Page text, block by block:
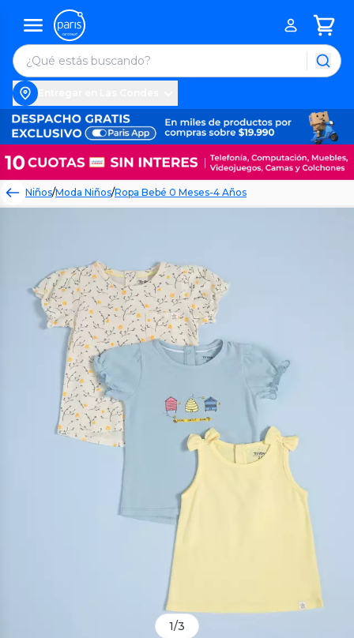
Niños/Moda Niños/Ropa Bebé 0 Meses-4 Años
1/3